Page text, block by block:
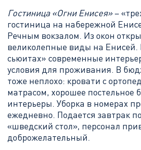
Гостиница «Огни Енисея»–
гостиница на набережной
Речным вокзалом. Из окон
великолепные виды на Енисей.
сьюитах» современные
условия для проживания. В
тоже неплохо: кровати с
матрасом, хорошее постельное
интерьеры. Уборка в номерах
ежедневно. Подается завтрак
«шведский стол», персонал
доброжелательный.